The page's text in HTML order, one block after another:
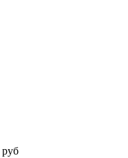
руб